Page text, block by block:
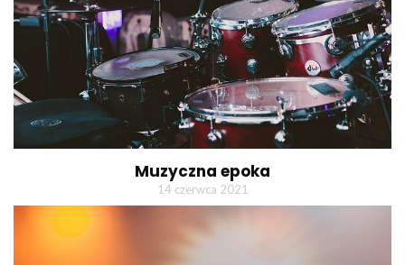
Muzyczna epoka
14 czerwca 2021